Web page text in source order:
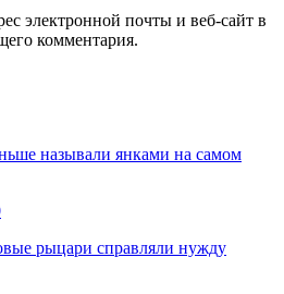
электронной почты и веб-сайт в
комментария.
называли янками на самом
рыцари справляли нужду